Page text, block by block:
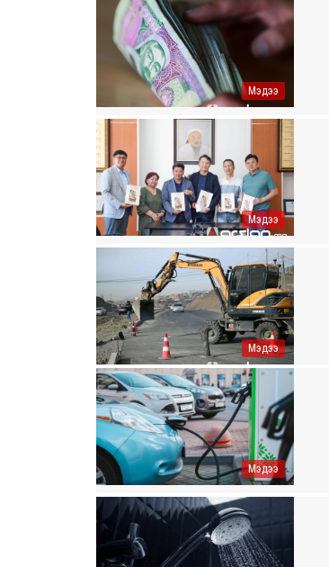
Мэдээ
Мэдээ
Мэдээ
Мэдээ